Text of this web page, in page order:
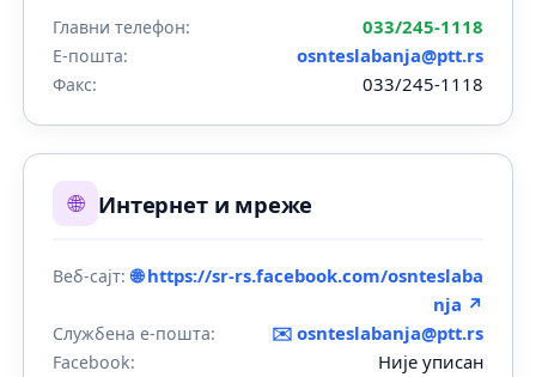
Главни телефон: 033/245-1118
Е-пошта: osnteslabanja@ptt.rs
Факс: 033/245-1118
🌐 Интернет и мреже
Веб-сајт: 🌐 https://sr-rs.facebook.com/osnteslaba
nja ↗
Службена е-пошта: ✉️ osnteslabanja@ptt.rs
Facebook: Није уписан